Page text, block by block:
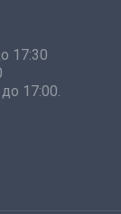
17:30
17:00.